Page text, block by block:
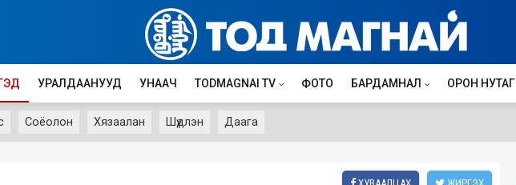
УРАЛДААНУУД УНААЧ TODMAGNAI TV ФОТО БАРДАМНАЛ ОРОН НУТАГ
Соёолон Хязаалан Шүдлэн Даага